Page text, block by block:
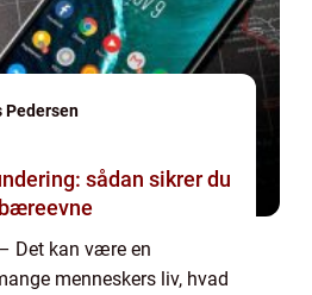
Pedersen
sådan sikrer du
Det kan være en
menneskers liv, hvad